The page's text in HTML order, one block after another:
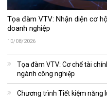
Tọa đàm VTV: Nhận diện cơ
doanh nghiệp
10/08/2026
Tọa đàm VTV: Cơ chế tài
ngành công nghiệp
Chương trình Tiết kiệm năng